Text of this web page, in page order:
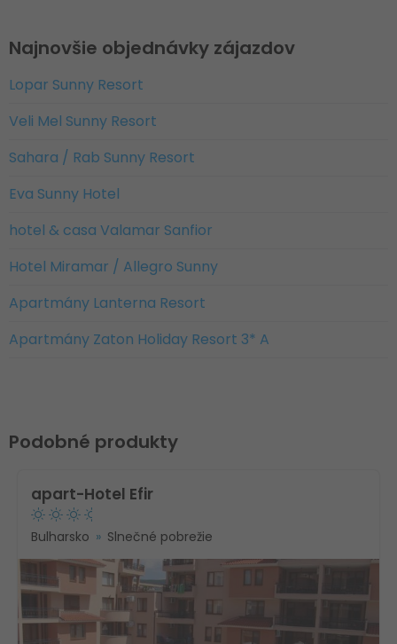
Najnovšie objednávky zájazdov
Lopar Sunny Resort
Veli Mel Sunny Resort
Sahara / Rab Sunny Resort
Eva Sunny Hotel
hotel & casa Valamar Sanfior
Hotel Miramar / Allegro Sunny
Apartmány Lanterna Resort
Apartmány Zaton Holiday Resort 3* A
Podobné produkty
apart-Hotel Efir
Bulharsko Slnečné pobrežie